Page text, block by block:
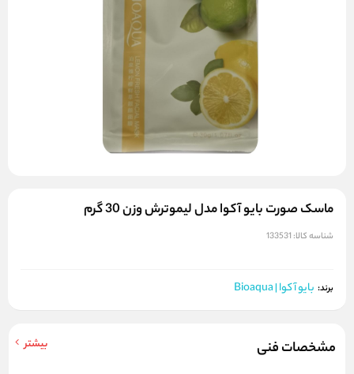
ماسک صورت بایو آکوا مدل لیموترش وزن 30 گرم
شناسه کالا: 133531
برند: بایو آکوا | Bioaqua
مشخصات فنی بیشتر